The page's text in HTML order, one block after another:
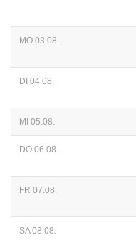
MO 03.08.
DI 04.08.
MI 05.08.
DO 06.08.
FR 07.08.
SA 08.08.